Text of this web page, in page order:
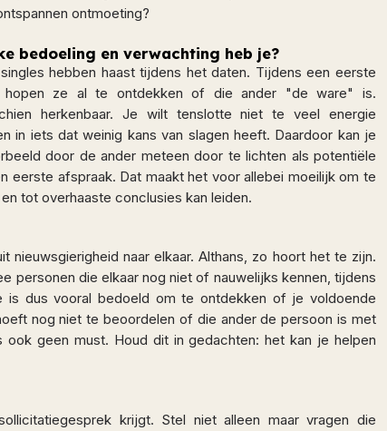
ontmoeting?
bedoeling en verwachting heb je?
hebben haast tijdens het daten. Tijdens een eerste
hopen ze al te ontdekken of die ander "de ware" is.
herkenbaar. Je wilt tenslotte niet te veel energie
in iets dat weinig kans van slagen heeft. Daardoor kan je
door de ander meteen door te lichten als potentiële
eerste afspraak. Dat maakt het voor allebei moeilijk om te
tot overhaaste conclusies kan leiden.
naar elkaar. Althans, zo hoort het te zijn.
personen die elkaar nog niet of nauwelijks kennen, tijdens
dus vooral bedoeld om te ontdekken of je voldoende
nog niet te beoordelen of die ander de persoon is met
geen must. Houd dit in gedachten: het kan je helpen
krijgt. Stel niet alleen maar vragen die